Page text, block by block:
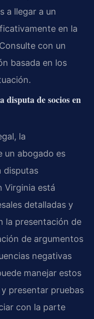
a llegar a un
en la
con un
basada en los
disputa de socios en
la
un abogado es
disputas
Virginia está
detalladas y
la presentación de
de argumentos
negativas
manejar estos
presentar pruebas
con la parte